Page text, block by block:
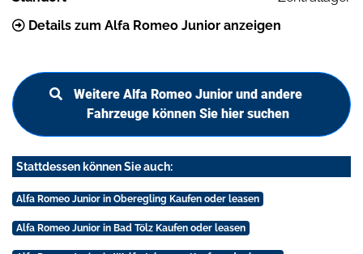
Details zum Alfa Romeo Junior anzeigen
Weitere Alfa Romeo Junior und andere
Fahrzeuge können Sie hier suchen
Stattdessen können Sie auch:
Alfa Romeo Junior in Oberegling Kaufen oder leasen
Alfa Romeo Junior in Bad Tölz Kaufen oder leasen